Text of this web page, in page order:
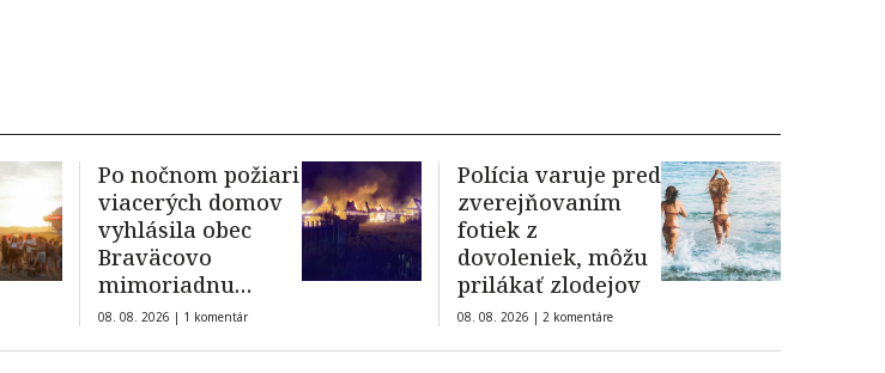
Po nočnom požiari
viacerých domov
vyhlásila obec
Braväcovo
mimoriadnu
situáciu
08. 08. 2026 | 1 komentár
Polícia varuje pred
zverejňovaním
fotiek z
dovoleniek, môžu
prilákať zlodejov
08. 08. 2026 | 2 komentáre